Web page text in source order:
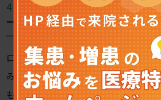
【その4】エリアで検索上位
ーカルSEO」
ローカルSEOとは、「地名（エリ
み合わせを活用する方法です。「
もありますが、ユーザーの「的（